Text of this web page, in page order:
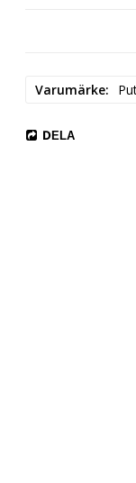
Varumärke
DELA